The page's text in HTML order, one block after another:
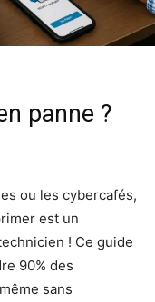
panne ?
ou les cybercafés,
est un
! Ce guide
90% des
sans